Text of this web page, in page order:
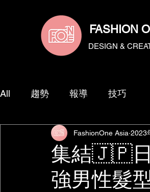
FASHION
DESIGN &
All 趨勢 報導 技巧
集結🇯🇵
強男性髮
FashionOne Asia 2023